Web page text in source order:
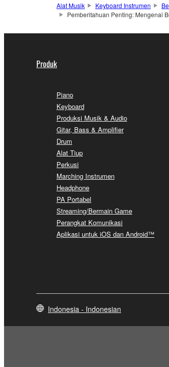
Alat Musik Keyboard Instrumen
Pemberitahuan Penting: Mengenai
Produk
Piano
Keyboard
Produksi Musik & Audio
Gitar, Bass & Amplifier
Drum
Alat Tiup
Perkusi
Marching Instrumen
Headphone
PA Portabel
Streaming/Bermain Game
Perangkat Komunikasi
Aplikasi untuk iOS dan Android™
Indonesia - Indonesian